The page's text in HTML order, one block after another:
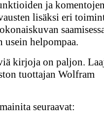
ja
lisäksi eri
helpompaa.
kirjoja on paljon.
tuottajan Wolfram
seuraavat: